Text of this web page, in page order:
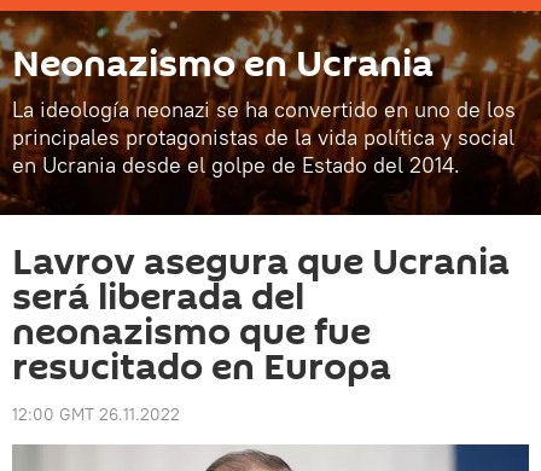
Neonazismo en Ucrania
La ideología neonazi se ha convertido en uno de los
principales protagonistas de la vida política y social
en Ucrania desde el golpe de Estado del 2014.
Lavrov asegura que Ucrania
será liberadа del
neonazismo que fue
resucitado en Europa
12:00 GMT 26.11.2022